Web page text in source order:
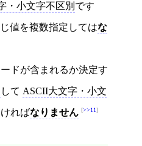
・小文字不区別 です
値を複数指定してはな
ドが含まれるか決定す
して ASCII大文字・小文
ればなりません >>11